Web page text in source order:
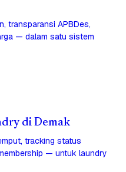
transparansi APBDes,
— dalam satu sistem
di Demak
tracking status
— untuk laundry